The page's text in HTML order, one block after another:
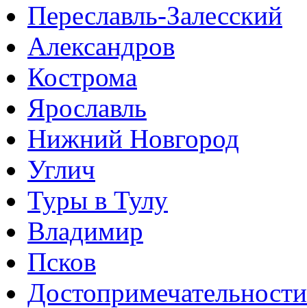
Переславль-Залесский
Александров
Кострома
Ярославль
Нижний Новгород
Углич
Туры в Тулу
Владимир
Псков
Достопримечательности